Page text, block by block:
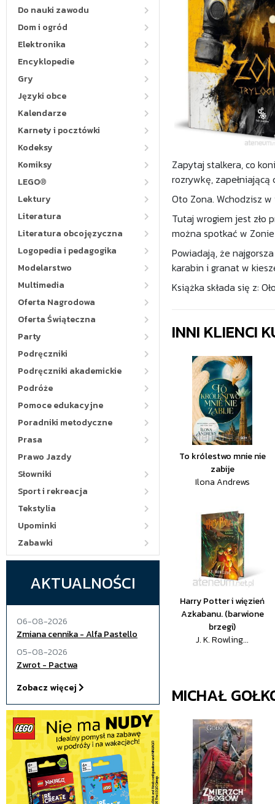
Do nauki zawodu
Dom i ogród
Elektronika
Encyklopedie
Gry
Języki obce
Kalendarze
Karnety i pocztówki
Kodeksy
Komiksy
LEGO®
Lektury
Literatura
Literatura obcojęzyczna
Logopedia i pedagogika
Modelarstwo
Multimedia
Oferta Nagrodowa
Oferta Świąteczna
Party
Podręczniki
Podręczniki akademickie
Podróże
Pomoce edukacyjne
Poradniki metodyczne
Prasa
Prawo Jazdy
Słowniki
Sport i rekreacja
Tekstylia
Upominki
Zabawki
AKTUALNOŚCI
06-08-2026
Zmiana cennika - Alfa Pastello
05-08-2026
Zwrot - Pactwa
Zobacz więcej
Zapytaj stalkera, co
rozrywkę,
Oto Zona. Wchodzisz
Tutaj wrogiem jest zło
można spotkać w
Powiadają, że
karabin i granat w
Książka składa się z:
INNI KLIENCI
To królestwo mnie nie
zabije
Ilona Andrews
Harry Potter i więzień
Azkabanu. (barwione
brzegi)
J. K. Rowling...
MICHAŁ